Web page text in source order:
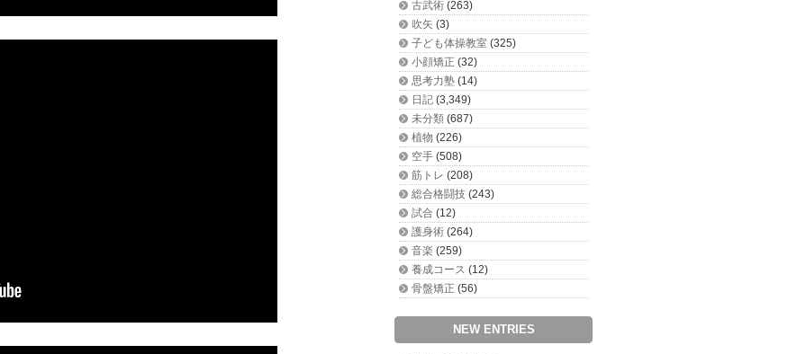
古武術 (263)
吹矢 (3)
子ども体操教室 (325)
小顔矯正 (32)
思考力塾 (14)
日記 (3,349)
未分類 (687)
植物 (226)
空手 (508)
筋トレ (208)
総合格闘技 (243)
試合 (12)
護身術 (264)
音楽 (259)
養成コース (12)
骨盤矯正 (56)
NEW ENTRIES